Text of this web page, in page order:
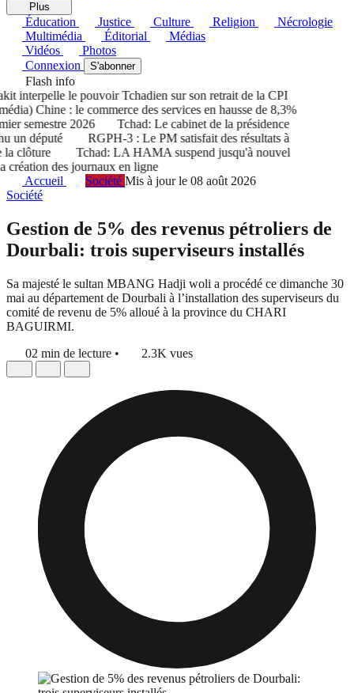
Plus
Éducation Justice Culture Religion
Nécrologie
Multimédia
Éditorial
Médias
Vidéos
Photos
Connexion
S'abonner
Flash info
interpelle le pouvoir Tchadien sur son retrait de la CPI
Chine : le commerce des services en hausse de 8,3%
semestre 2026
Tchad: Le cabinet de la présidence
un député
RGPH-3 : Le PM satisfait des résultats à
clôture
Tchad: LA HAMA suspend jusqu'à nouvel
des journaux en ligne
Accueil
Société Mis à jour le 08 août 2026
Société
Gestion de 5% des revenus pétroliers de
Dourbali: trois superviseurs installés
Sa majesté le sultan MBANG Hadji woli a procédé ce dimanche 30
mai au département de Dourbali à l’installation des superviseurs du
comité de revenu de 5% alloué à la province du CHARI
BAGUIRMI.
02 min de lecture • 2.3K vues